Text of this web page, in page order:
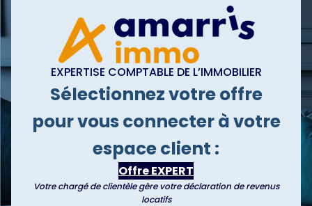
EXPERTISE COMPTABLE DE L’IMMOBILIER
Sélectionnez votre offre
pour vous connecter à votre
espace client :
Offre EXPERT
Votre chargé de clientèle gère votre déclaration de revenus
locatifs